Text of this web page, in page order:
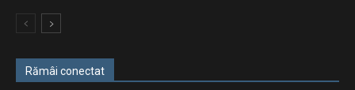
Rămâi conectat